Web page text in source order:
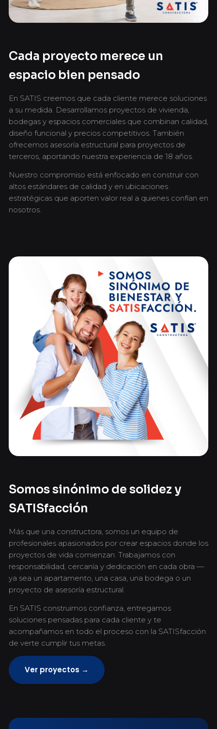
Cada proyecto merece un
espacio bien pensado
En SATIS creemos que cada cliente merece soluciones
a su medida. Desarrollamos proyectos de vivienda,
bodegas y espacios comerciales que combinan calidad,
diseño funcional y precios competitivos. También
ofrecemos asesoría estructural para proyectos de
terceros, aportando nuestra experiencia de 18 años.
Nuestro compromiso está enfocado en construir con
altos estándares de calidad y en ubicaciones
estratégicas que aporten valor real a quienes confían en
nosotros.
Somos sinónimo de solidez y
SATISfacción
Más que una constructora, somos un equipo de
profesionales apasionados por crear espacios donde los
proyectos de vida comienzan. Trabajamos con
responsabilidad, cercanía y dedicación en cada obra —
ya sea un apartamento, una casa, una bodega o un
proyecto de asesoría estructural.
En SATIS construimos confianza, entregamos
soluciones pensadas para cada cliente y te
acompañamos en todo el proceso con la SATISfacción
de verte cumplir tus metas.
Ver proyectos →